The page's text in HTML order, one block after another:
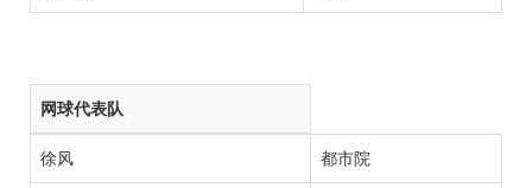
网球代表队
徐风 都市院